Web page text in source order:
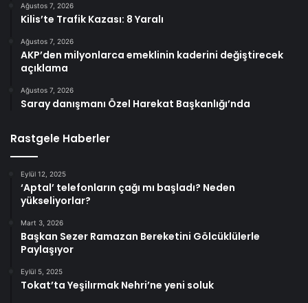
Ağustos 7, 2026
Kilis’te Trafik Kazası: 8 Yaralı
Ağustos 7, 2026
AKP’den milyonlarca emeklinin kaderini değiştirecek
açıklama
Ağustos 7, 2026
Saray danışmanı Özel Harekat Başkanlığı’nda
Rastgele Haberler
Eylül 12, 2025
‘Aptal’ telefonların çağı mı başladı? Neden
yükseliyorlar?
Mart 3, 2026
Başkan Sezer Ramazan Bereketini Gölcüklülerle
Paylaşıyor
Eylül 5, 2025
Tokat’ta Yeşilırmak Nehri’ne yeni soluk